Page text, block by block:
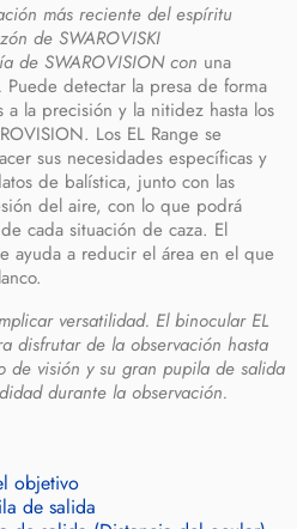
más reciente del espíritu
de SWAROVISKI
de SWAROVISION con una
. Puede detectar la presa de forma
la precisión y la nitidez hasta los
Los EL Range se
sus necesidades específicas y
de balística, junto con las
del aire, con lo que podrá
cada situación de caza. El
ayuda a reducir el área en el que
versatilidad. El binocular EL
disfrutar de la observación hasta
de visión y su gran pupila de salida
durante la observación.
objetivo
de salida